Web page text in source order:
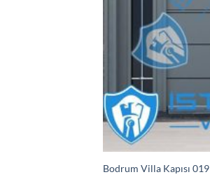
Bodrum Villa Kapısı 019